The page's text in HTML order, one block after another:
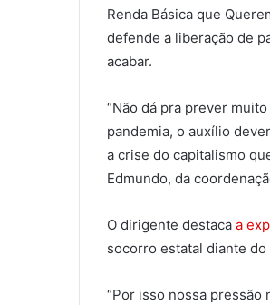
Renda Básica que
defende a liberação de
acabar.
“Não dá pra prever
pandemia, o auxílio
a crise do capitalismo
Edmundo, da
O dirigente destaca a
socorro estatal diante
“Por isso nossa